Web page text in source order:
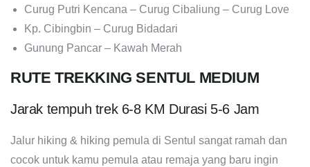
Curug Putri Kencana – Curug Cibaliung – Curug Love
Kp. Cibingbin – Curug Bidadari
Gunung Pancar – Kawah Merah
RUTE TREKKING SENTUL MEDIUM
Jarak tempuh trek 6-8 KM Durasi 5-6 Jam
Jalur hiking & hiking pemula di Sentul sangat ramah dan
cocok untuk kamu pemula atau remaja yang baru ingin